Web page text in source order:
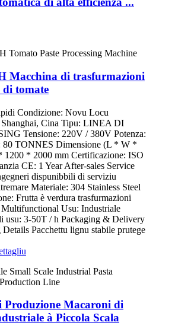
Macchina di trasfurmazioni
di tomate
Condizione: Novu Locu
Cina Tipu: LINEA DI
Tensione: 220V / 380V Potenza:
80 TONNES Dimensione (L * W *
1200 * 2000 mm Certificazione: ISO
CE: 1 Year After-sales Service
dispunibbili di serviziu
Materiale: 304 Stainless Steel
Frutta è verdura trasfurmazioni
Usu: Industriale
usu: 3-50T / h Packaging & Delivery
Details Pacchettu lignu stabile prutege
Produzione Macaroni di
à Piccola Scala